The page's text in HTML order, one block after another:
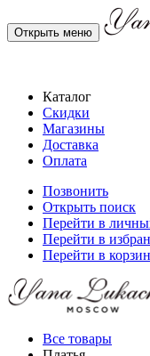
Открыть меню
Каталог
Скидки
Магазины
Доставка
Оплата
Позвонить
Открыть поиск
Перейти в
Перейти в
Перейти в
Все товары